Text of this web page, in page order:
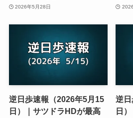
2026年5月28日
逆日歩速報（2026年5月15
日）｜サツドラHDが最高
逆
日